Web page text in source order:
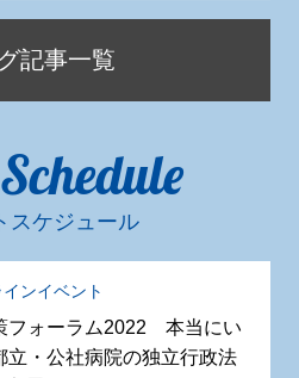
記事一覧
スケジュール
ンイベント
フォーラム2022 本当にい
立・公社病院の独立行政法